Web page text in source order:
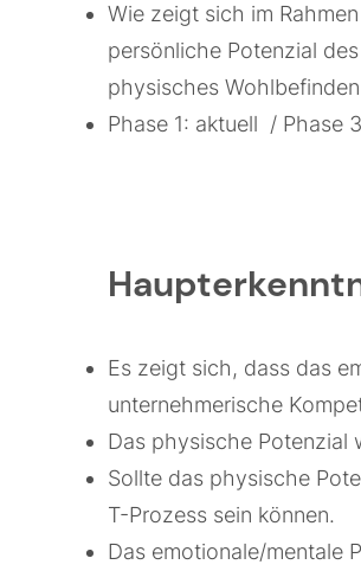
Wie zeigt sich im
persönliche Potenzial
physisches
Phase 1: aktuell / Phase
Es zeigt sich, dass das
unternehmerische
Das physische Potenzial
Sollte das physische
T-Prozess sein können.
Das emotionale/mentale